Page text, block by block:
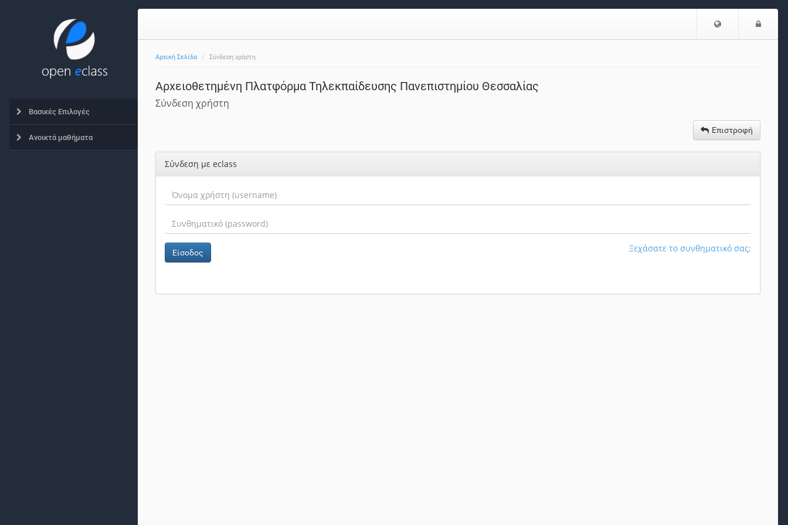
Επιλογή
Αρχική Σελίδα Σύνδεση χρήστη
Αρχειοθετημένη Πλατφόρμα Τηλεκπαίδευσης Πανεπιστημίου Θεσσαλίας
Σύνδεση χρήστη
Επιστροφή
Σύνδεση με eclass
Είσοδος Ξεχάσατε το συνθηματικό σας;
Βασικές Επιλογές
Ανοικτά μαθήματα